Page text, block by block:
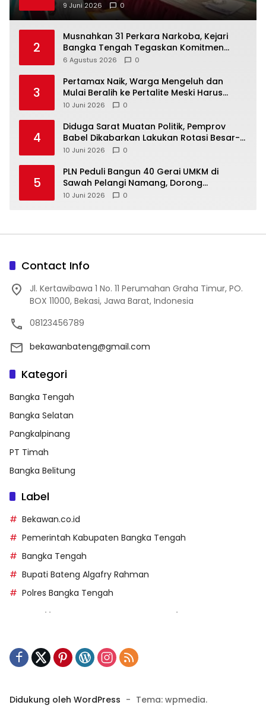
9 Juni 2026 0
2
Musnahkan 31 Perkara Narkoba, Kejari
Bangka Tengah Tegaskan Komitmen
Berantas Kejahatan Hingga Tuntas
6 Agustus 2026 0
3
‎Pertamax Naik, Warga Mengeluh dan
Mulai Beralih ke Pertalite Meski Harus
10 Juni 2026 0
4
‎Diduga Sarat Muatan Politik, Pemprov
Babel Dikabarkan Lakukan Rotasi Besar-
10 Juni 2026 0
5
‎PLN Peduli Bangun 40 Gerai UMKM di
Sawah Pelangi Namang, Dorong
10 Juni 2026 0
Contact Info
Jl. Kertawibawa 1 No. 11 Perumahan Graha Timur, PO.
BOX 11000, Bekasi, Jawa Barat, Indonesia
08123456789
bekawanbateng@gmail.com
Kategori
Bangka Tengah
Bangka Selatan
Pangkalpinang
PT Timah
Bangka Belitung
Label
Bekawan.co.id
Pemerintah Kabupaten Bangka Tengah
Bangka Tengah
Bupati Bateng Algafry Rahman
Polres Bangka Tengah
https://kecsitim.sitarokab.go.id/
https://ukpbj.natunakab.go.id/
Didukung oleh WordPress - Tema: wpmedia.